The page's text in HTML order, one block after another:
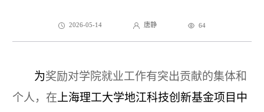
2026-05-14 唐静 64
为奖励对学院就业工作有突出贡献的集体和
个人，在 上海理工大学地江科技创新基金项目中